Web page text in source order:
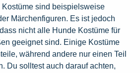
sind beispielsweise
Märchenfiguren. Es ist jedoch
nicht alle Hunde Kostüme für
geeignet sind. Einige Kostüme
während andere nur einen Teil
Du solltest auch darauf achten,